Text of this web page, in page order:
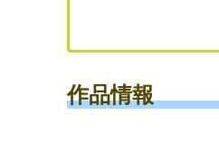
作品情報